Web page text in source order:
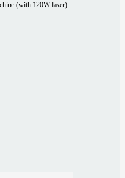
(with 120W laser)